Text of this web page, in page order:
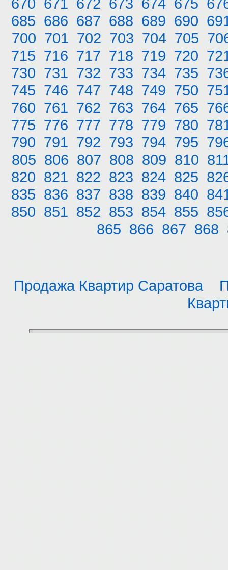
670 671 672 673 674 675
685 686 687 688 689 690
700 701 702 703 704 705
715 716 717 718 719 720
730 731 732 733 734 735
745 746 747 748 749 750
760 761 762 763 764 765
775 776 777 778 779 780
790 791 792 793 794 795
805 806 807 808 809 810
820 821 822 823 824 825
835 836 837 838 839 840
850 851 852 853 854 855
865 866 867 868
Продажа Квартир Саратова